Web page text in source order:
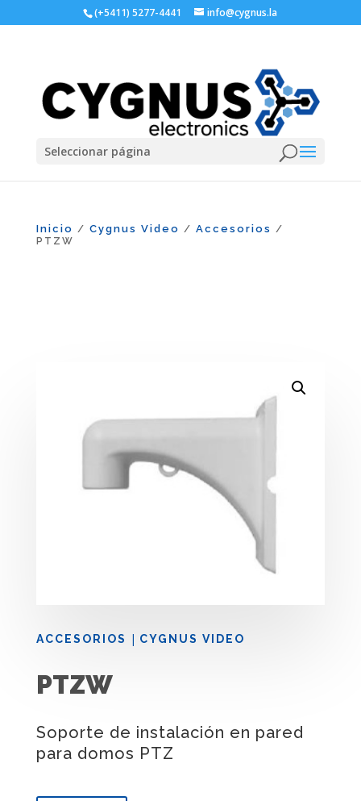
(+5411) 5277-4441 info@cygnus.la
Seleccionar página
Inicio / Cygnus Video / Accesorios /
PTZW
ACCESORIOS | CYGNUS VIDEO
PTZW
Soporte de instalación en pared
para domos PTZ